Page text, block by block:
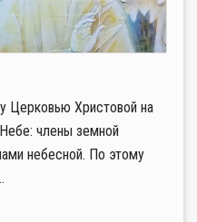
Церковью Христовой на
члены земной
небесной. По этому